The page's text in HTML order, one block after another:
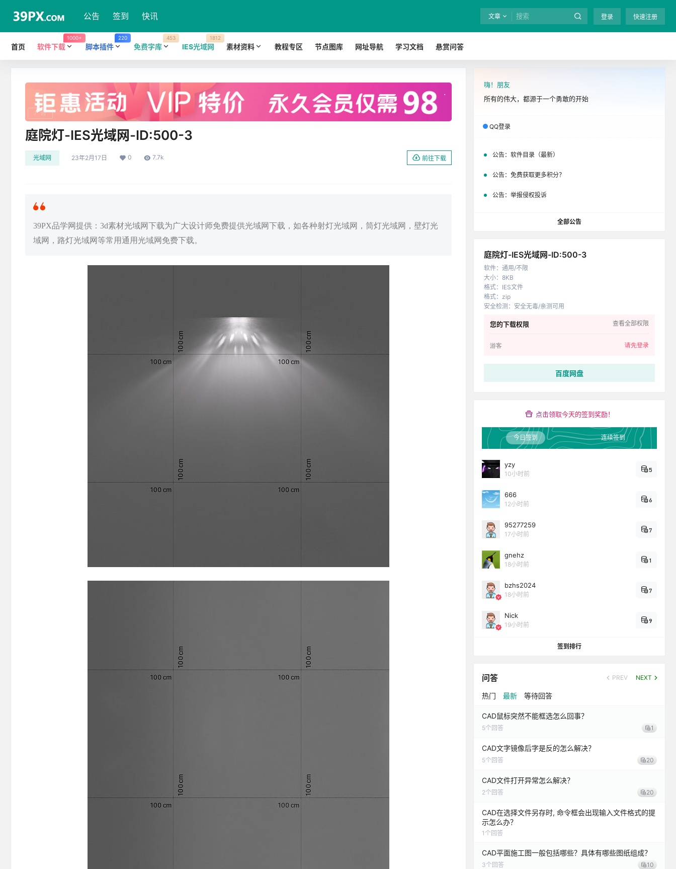
公告 签到 快讯 文章 登录 快速注册
首页 软件下载
1000+
脚本插件
220
免费字库
453
IES光域网
1812
素材资料 教程专区 节点图库 网址导航 学习文档 悬赏问答
. 全站终身免费下载！ 立即开通
广告
庭院灯-IES光域网-ID:500-3
光域网 23年2月17日 0 7.7k 前往下载
39PX品学网提供：3d素材光域网下载为广大设计师免费提供光域网下载，如各种射灯光域网，筒灯光域网，壁灯光
域网，路灯光域网等常用通用光域网免费下载。
嗨！朋友
所有的伟大，都源于一个勇敢的开始
QQ登录
公告： 软件目录（最新）
公告： 免费获取更多积分？
公告： 举报侵权投诉
全部公告
庭院灯-IES光域网-ID:500-3
软件： 通用/不限
大小： 8KB
格式： IES文件
格式： zip
安全检测 ： 安全无毒/亲测可用
您的下载权限 查看全部权限
游客 请先登录
百度网盘
点击领取今天的签到奖励！
今日签到 连续签到
yzy
10小时前
5
666
12小时前
6
95277259
17小时前
7
gnehz
18小时前
1
bzhs2024
18小时前
7
Nick
19小时前
9
签到排行
问答 PREV NEXT
热门 最新 等待回答
CAD鼠标突然不能框选怎么回事？
5个回答 1
CAD文字镜像后字是反的怎么解决？
5个回答 20
CAD文件打开异常怎么解决？
2个回答 20
CAD在选择文件另存时, 命令框会出现输入文件格式的提
示怎么办？
1 个回答
CAD平面施工图一般包括哪些？具体有哪些图纸组成？
3个回答 10